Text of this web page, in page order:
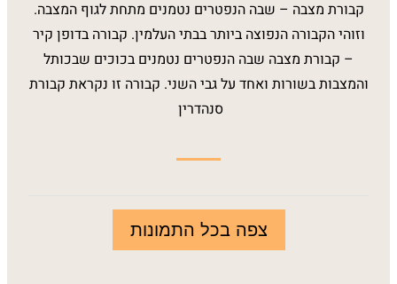
קבורת מצבה – שבה הנפטרים נטמנים מתחת לגוף המצבה.
וזוהי הקבורה הנפוצה ביותר בבתי העלמין. קבורה בדופן קיר
– קבורת מצבה שבה הנפטרים נטמנים בכוכים שבכותל
והמצבות בשורות ואחד על גבי השני. קבורה זו נקראת קבורת
סנהדרין
צפה בכל התמונות